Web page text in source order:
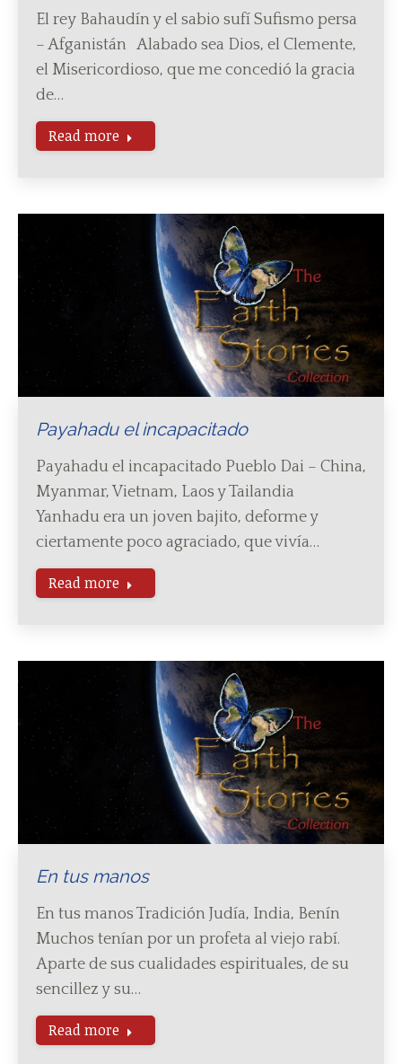
El rey Bahaudín y el sabio sufí Sufismo persa
– Afganistán Alabado sea Dios, el Clemente,
el Misericordioso, que me concedió la gracia
de…
Read more
Payahadu el incapacitado
Payahadu el incapacitado Pueblo Dai – China,
Myanmar, Vietnam, Laos y Tailandia
Yanhadu era un joven bajito, deforme y
ciertamente poco agraciado, que vivía…
Read more
En tus manos
En tus manos Tradición Judía, India, Benín
Muchos tenían por un profeta al viejo rabí.
Aparte de sus cualidades espirituales, de su
sencillez y su…
Read more